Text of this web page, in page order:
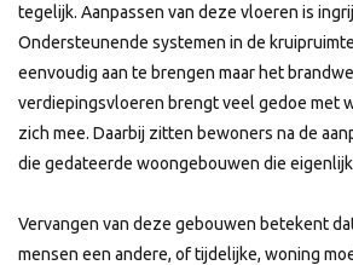
tegelijk. Aanpassen van deze vloeren is
Ondersteunende systemen in de
eenvoudig aan te brengen maar het
verdiepingsvloeren brengt veel gedoe met
zich mee. Daarbij zitten bewoners na de
die gedateerde woongebouwen die
Vervangen van deze gebouwen betekent
mensen een andere, of tijdelijke, woning